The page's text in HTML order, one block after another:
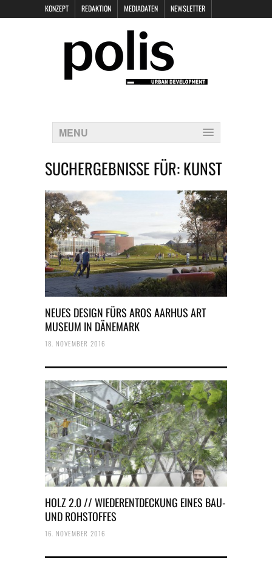
KONZEPT REDAKTION MEDIADATEN NEWSLETTER
DATENSCHUTZ
MENU
SUCHERGEBNISSE FÜR:KUNST
NEUES DESIGN FÜRS AROS AARHUS ART
MUSEUM IN DÄNEMARK
18. NOVEMBER 2016
HOLZ 2.0 // WIEDERENTDECKUNG EINES BAU-
UND ROHSTOFFES
16. NOVEMBER 2016